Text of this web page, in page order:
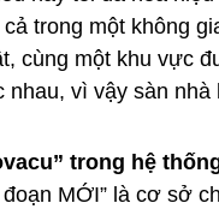
trong một không
cùng một khu vực
nhau, vì vậy sàn
trong hệ
MỚI” là cơ sở